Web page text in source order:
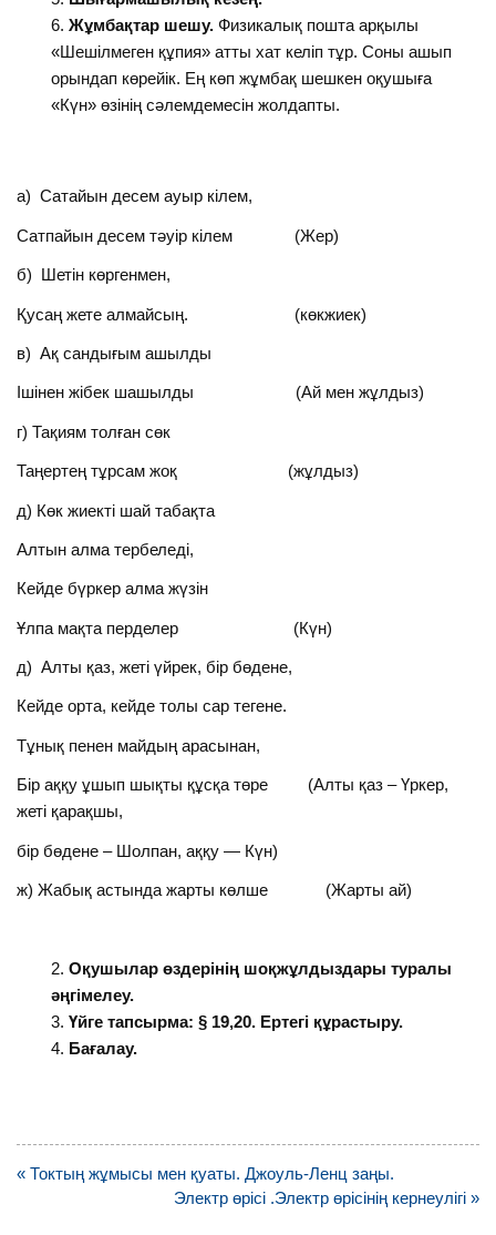
Жұмбақтар шешу. Физикалық пошта арқылы
«Шешілмеген құпия» атты хат келіп тұр. Соны ашып
орындап көрейік. Ең көп жұмбақ шешкен оқушыға
«Күн» өзінің сәлемдемесін жолдапты.
а) Сатайын десем ауыр кілем,
Сатпайын десем тәуір кілем (Жер)
б) Шетін көргенмен,
Қусаң жете алмайсың. (көкжиек)
в) Ақ сандығым ашылды
Ішінен жібек шашылды (Ай мен жұлдыз)
г) Тақиям толған сөк
Таңертең тұрсам жоқ (жұлдыз)
д) Көк жиекті шай табақта
Алтын алма тербеледі,
Кейде бүркер алма жүзін
Ұлпа мақта перделер (Күн)
д) Алты қаз, жеті үйрек, бір бөдене,
Кейде орта, кейде толы сар тегене.
Тұнық пенен майдың арасынан,
Бір аққу ұшып шықты құсқа төре (Алты қаз – Үркер,
жеті қарақшы,
бір бөдене – Шолпан, аққу — Күн)
ж) Жабық астында жарты көлше (Жарты ай)
Оқушылар өздерінің шоқжұлдыздары туралы
әңгімелеу.
Үйге тапсырма: § 19,20. Ертегі құрастыру.
Бағалау.
Навигация
« Токтың жұмысы мен қуаты. Джоуль-Ленц заңы.
Электр өрісі .Электр өрісінің кернеулігі »